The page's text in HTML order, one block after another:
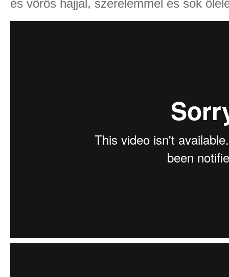
és vörös hajjal, szerelemmel és sok